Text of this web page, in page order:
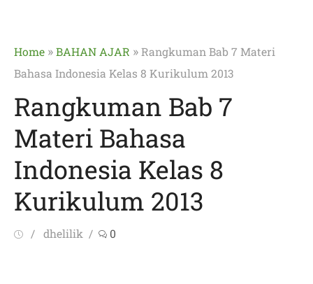
Home »BAHAN AJAR »Rangkuman Bab 7 Materi
Bahasa Indonesia Kelas 8 Kurikulum 2013
Rangkuman Bab 7
Materi Bahasa
Indonesia Kelas 8
Kurikulum 2013
PostedAuthor
dhelilik 0